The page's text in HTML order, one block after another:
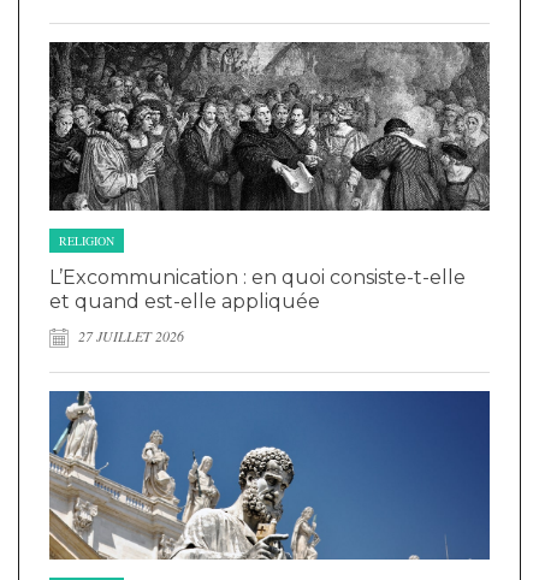
RELIGION
L’Excommunication : en quoi consiste-t-elle
et quand est-elle appliquée
27 JUILLET 2026